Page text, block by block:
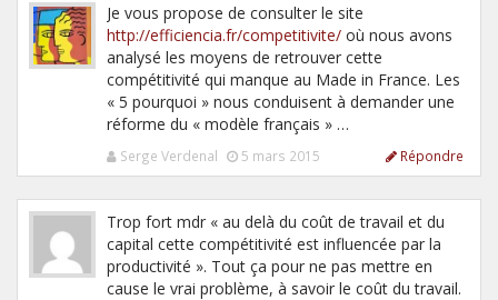
Je vous propose de consulter le site
http://efficiencia.fr/competitivite/ où nous avons
analysé les moyens de retrouver cette
compétitivité qui manque au Made in France. Les
« 5 pourquoi » nous conduisent à demander une
réforme du « modèle français » …
Serge Verdenal 5 mars 2015 Répondre
Trop fort mdr « au delà du coût de travail et du
capital cette compétitivité est influencée par la
productivité ». Tout ça pour ne pas mettre en
cause le vrai problème, à savoir le coût du travail.